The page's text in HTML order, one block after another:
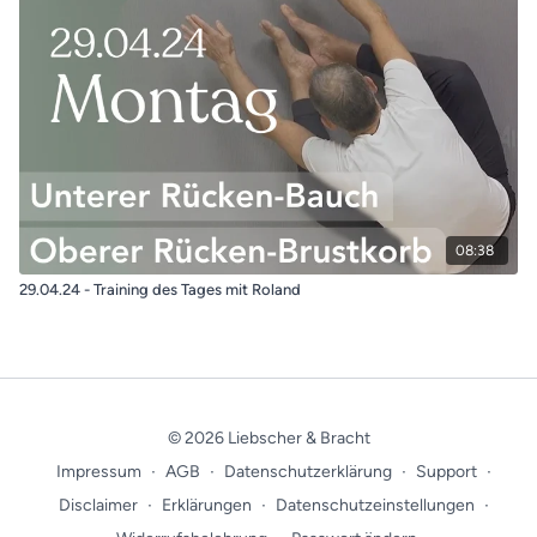
08:38
29.04.24 - Training des Tages mit Roland
© 2026 Liebscher & Bracht
Impressum ∙ AGB ∙ Datenschutzerklärung ∙ Support ∙
Disclaimer ∙ Erklärungen ∙ Datenschutzeinstellungen ∙